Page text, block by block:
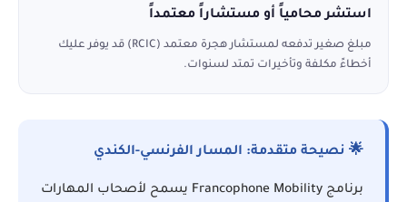
استشر محامياً أو مستشاراً معتمداً
مبلغ صغير تدفعه لمستشار هجرة معتمد (RCIC) قد يوفر عليك
أخطاءً مكلفة وتأخيرات تمتد لسنوات.
🌟 نصيحة متقدمة: المسار الفرنسي-الكندي
برنامج Francophone Mobility يسمح لأصحاب المهارات